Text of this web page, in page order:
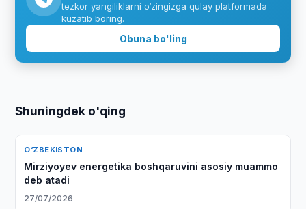
tezkor yangiliklarni o‘zingizga qulay platformada
kuzatib boring.
Obuna bo'ling
Shuningdek o'qing
O‘ZBEKISTON
Mirziyoyev energetika boshqaruvini asosiy muammo
deb atadi
27/07/2026